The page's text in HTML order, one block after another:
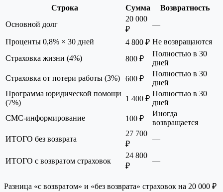
Строка Сумма
Возвратность
Основной долг
20 000
₽
—
Проценты 0,8% × 30 дней 4 800 ₽ Не возвращаются
Страховка жизни (4%)
800 ₽
Полностью в 30
дней
Страховка от потери работы (3%)
600 ₽
Полностью в 30
дней
Программа юридической помощи
(7%)
1 400 ₽
Полностью в 30
дней
СМС-информирование
100 ₽
Иногда
возвращается
ИТОГО без возврата
27 700
₽
—
ИТОГО с возвратом страховок
24 800
₽
—
Разница «с возвратом» и «без возврата» страховок на 20 000 ₽